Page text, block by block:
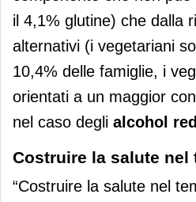
il 4,1% glutine) che dalla
alternativi (i vegetariani
10,4% delle famiglie, i
orientati a un maggior
nel caso degli alcohol
Costruire la salute nel
“Costruire la salute nel